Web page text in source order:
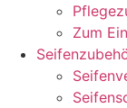
Zum